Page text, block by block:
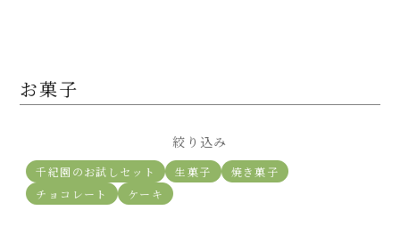
お菓子
絞り込み
千紀園のお試しセット 生菓子
焼き菓子
チョコレート
ケーキ